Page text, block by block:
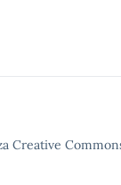
Creative